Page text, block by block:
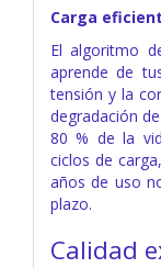
Carga
El algoritmo
aprende de
tensión y la
degradación
80 % de la
ciclos de
años de uso
plazo.
Calidad